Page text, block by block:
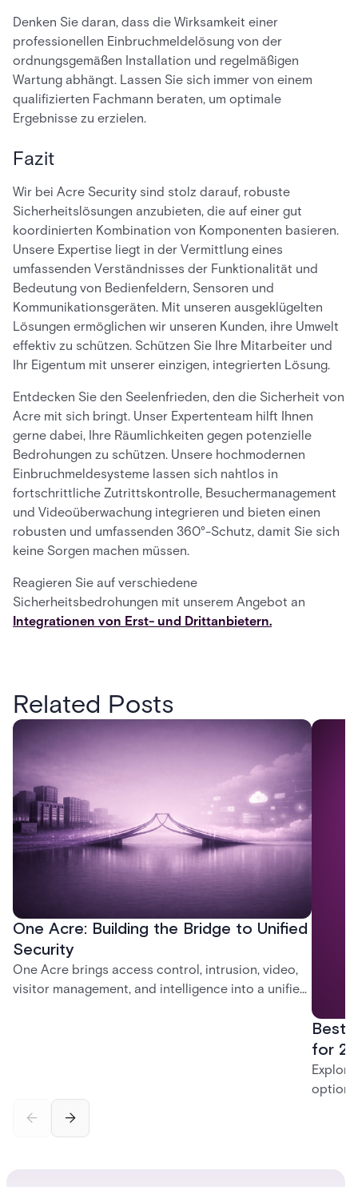
Denken Sie daran, dass die Wirksamkeit einer
professionellen Einbruchmeldelösung von der
ordnungsgemäßen Installation und regelmäßigen
Wartung abhängt. Lassen Sie sich immer von einem
qualifizierten Fachmann beraten, um optimale
Ergebnisse zu erzielen.
Fazit
Wir bei Acre Security sind stolz darauf, robuste
Sicherheitslösungen anzubieten, die auf einer gut
koordinierten Kombination von Komponenten basieren.
Unsere Expertise liegt in der Vermittlung eines
umfassenden Verständnisses der Funktionalität und
Bedeutung von Bedienfeldern, Sensoren und
Kommunikationsgeräten. Mit unseren ausgeklügelten
Lösungen ermöglichen wir unseren Kunden, ihre Umwelt
effektiv zu schützen. Schützen Sie Ihre Mitarbeiter und
Ihr Eigentum mit unserer einzigen, integrierten Lösung.
Entdecken Sie den Seelenfrieden, den die Sicherheit von
Acre mit sich bringt. Unser Expertenteam hilft Ihnen
gerne dabei, Ihre Räumlichkeiten gegen potenzielle
Bedrohungen zu schützen. Unsere hochmodernen
Einbruchmeldesysteme lassen sich nahtlos in
fortschrittliche Zutrittskontrolle, Besuchermanagement
und Videoüberwachung integrieren und bieten einen
robusten und umfassenden 360°-Schutz, damit Sie sich
keine Sorgen machen müssen.
Reagieren Sie auf verschiedene
Sicherheitsbedrohungen mit unserem Angebot an
Integrationen von Erst- und Drittanbietern.
Related Posts
One Acre: Building the Bridge to Unified
Security
One Acre brings access control, intrusion, video,
visitor management, and intelligence into a unified
Best
for